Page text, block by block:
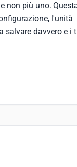
non più uno.
l'unità
salvare davvero e i